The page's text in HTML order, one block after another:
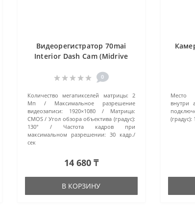
Видеорегистратор 70mai
Interior Dash Cam (Midrive
0
Количество мегапикселей матрицы: 2
Мп
Максимальное разрешение
видеозаписи:
1920×1080
Матрица:
CMOS
Угол обзора объектива (градус):
130°
Частота кадров при
максимальном разрешении: 30 кадр./
сек
14 680 ₸
В КОРЗИНУ
Место
внутри
(градус):